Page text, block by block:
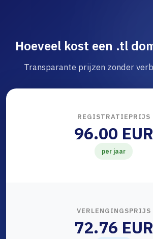
Hoeveel kost een .tl
Transparante prijzen zonder
REGISTRATIEPRIJS
96.00 EUR
per jaar
VERLENGINGSPRIJS
72.76 EUR